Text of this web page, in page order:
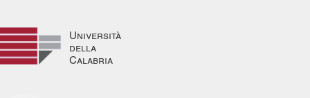
Università
della
Calabria